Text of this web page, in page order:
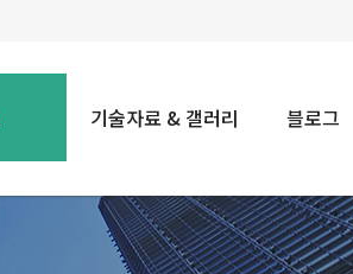
기술자료 & 갤러리 블로그